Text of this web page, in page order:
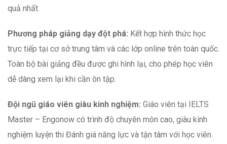
quả nhất.
Phương pháp giảng dạy đột phá: Kết hợp hình thức học
trực tiếp tại cơ sở trung tâm và các lớp online trên toàn quốc.
Toàn bộ bài giảng đều được ghi hình lại, cho phép học viên
dễ dàng xem lại khi cần ôn tập.
Đội ngũ giáo viên giàu kinh nghiệm: Giáo viên tại IELTS
Master – Engonow có trình độ chuyên môn cao, giàu kinh
nghiệm luyện thi Đánh giá năng lực và tận tâm với học viên.